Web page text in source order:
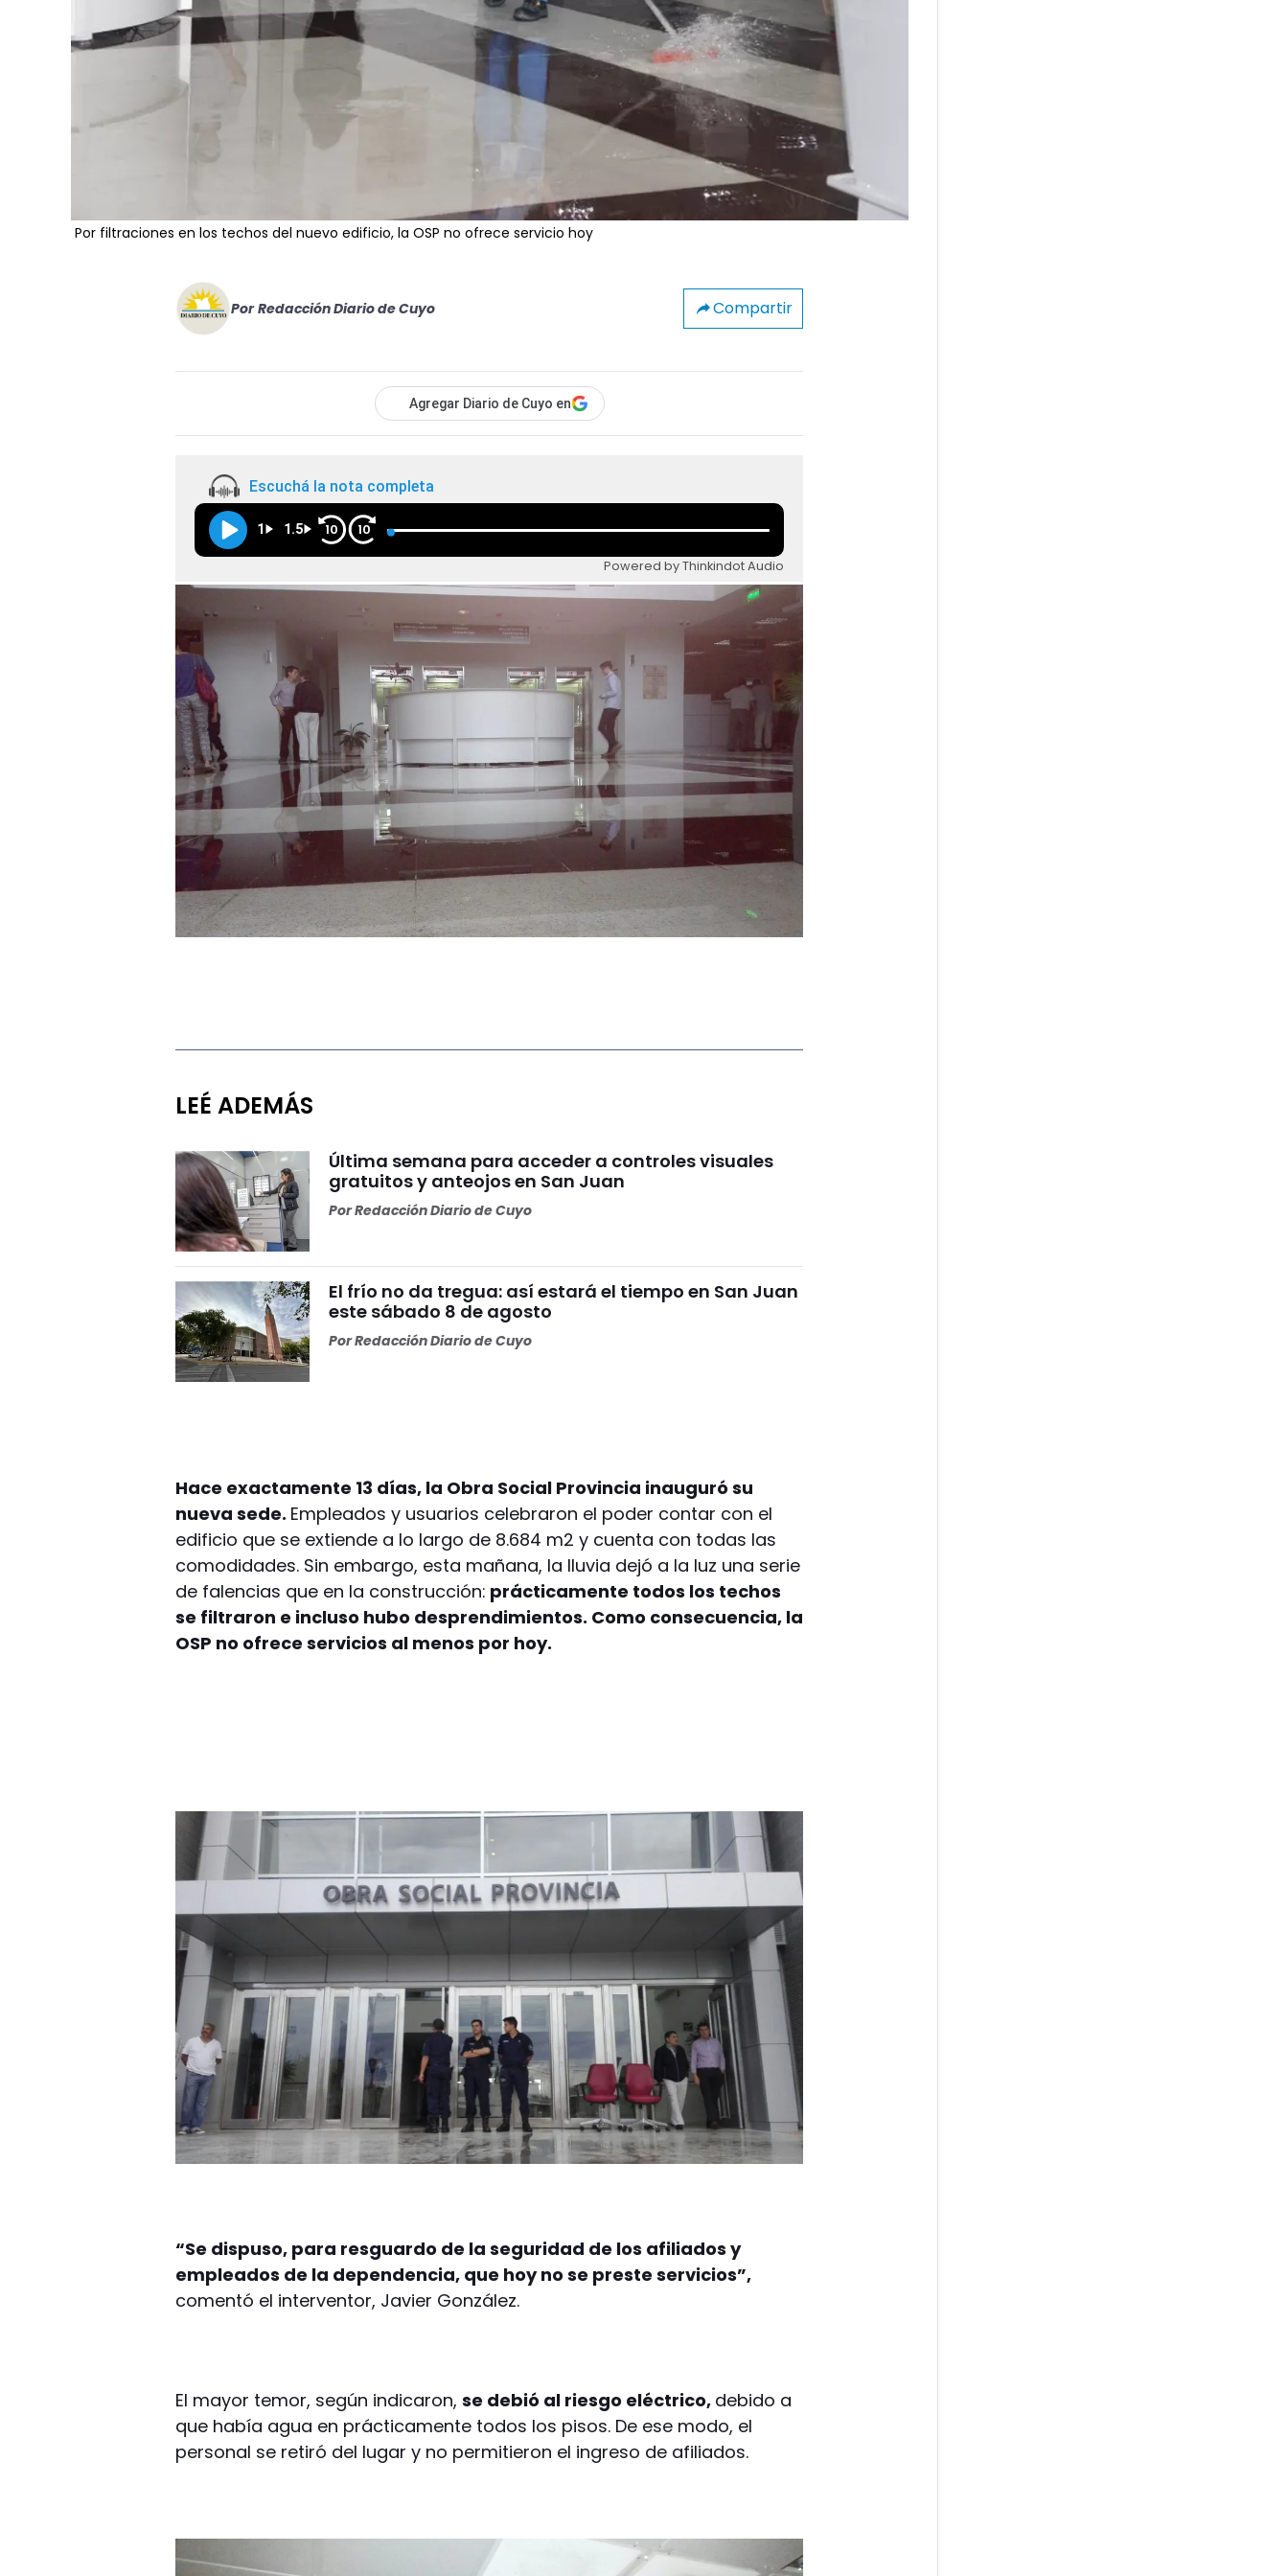
Por filtraciones en los techos del nuevo edificio, la OSP no ofrece servicio hoy
Por Redacción Diario de Cuyo Compartir
Agregar Diario de Cuyo en
Escuchá la nota completa
1 1.5 10 10
Powered by Thinkindot Audio
LEÉ ADEMÁS
Última semana para acceder a controles visuales
gratuitos y anteojos en San Juan
PorRedacción Diario de Cuyo
El frío no da tregua: así estará el tiempo en San Juan
este sábado 8 de agosto
PorRedacción Diario de Cuyo
Hace exactamente 13 días, la Obra Social Provincia inauguró su
nueva sede. Empleados y usuarios celebraron el poder contar con el
edificio que se extiende a lo largo de 8.684 m2 y cuenta con todas las
comodidades. Sin embargo, esta mañana, la lluvia dejó a la luz una serie
de falencias que en la construcción: prácticamente todos los techos
se filtraron e incluso hubo desprendimientos. Como consecuencia, la
OSP no ofrece servicios al menos por hoy.
“Se dispuso, para resguardo de la seguridad de los afiliados y
empleados de la dependencia, que hoy no se preste servicios”,
comentó el interventor, Javier González.
El mayor temor, según indicaron,se debió al riesgo eléctrico, debido a
que había agua en prácticamente todos los pisos. De ese modo, el
personal se retiró del lugar y no permitieron el ingreso de afiliados.